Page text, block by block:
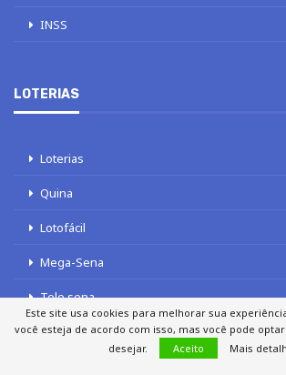
INSS
LOTERIAS
Loterias
Quina
Lotofácil
Mega-Sena
Tele sena
Este site usa cookies para melhorar sua
você esteja de acordo com isso, mas você pode
desejar.
Aceito Mais